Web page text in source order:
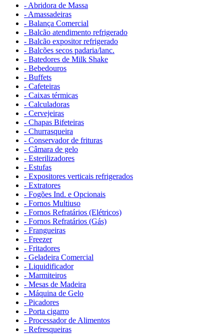
- Abridora de Massa
- Amassadeiras
- Balança Comercial
- Balcão atendimento refrigerado
- Balcão expositor refrigerado
- Balcões secos padaria/lanc.
- Batedores de Milk Shake
- Bebedouros
- Buffets
- Cafeteiras
- Caixas térmicas
- Calculadoras
- Cervejeiras
- Chapas Bifeteiras
- Churrasqueira
- Conservador de frituras
- Câmara de gelo
- Esterilizadores
- Estufas
- Expositores verticais refrigerados
- Extratores
- Fogões Ind. e Opcionais
- Fornos Multiuso
- Fornos Refratários (Elétricos)
- Fornos Refratários (Gás)
- Frangueiras
- Freezer
- Fritadores
- Geladeira Comercial
- Liquidificador
- Marmiteiros
- Mesas de Madeira
- Máquina de Gelo
- Picadores
- Porta cigarro
- Processador de Alimentos
- Refresqueiras